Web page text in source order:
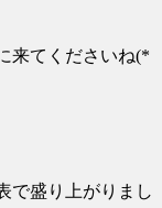
来てくださいね(*
盛り上がりまし